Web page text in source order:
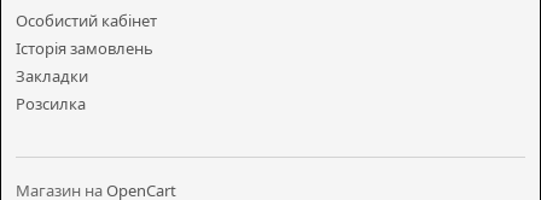
Особистий кабінет
Історія замовлень
Закладки
Розсилка
Магазин наOpenCart